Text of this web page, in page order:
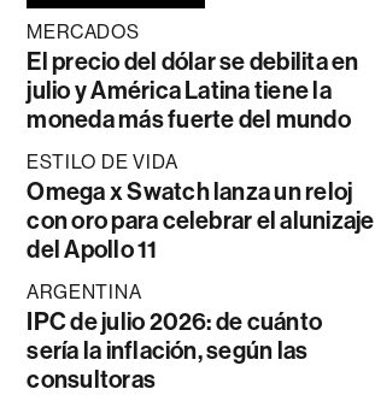
MERCADOS
El precio del dólar se debilita en
julio y América Latina tiene la
moneda más fuerte del mundo
ESTILO DE VIDA
Omega x Swatch lanza un reloj
con oro para celebrar el alunizaje
del Apollo 11
ARGENTINA
IPC de julio 2026: de cuánto
sería la inflación, según las
consultoras